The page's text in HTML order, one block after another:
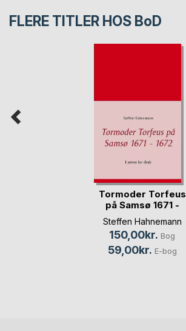
FLERE TITLER HOS BoD
Tormoder Torfeus
på Samsø 1671 -
1672
Steffen Hahnemann
150,00kr. Bog
59,00kr. E-bog